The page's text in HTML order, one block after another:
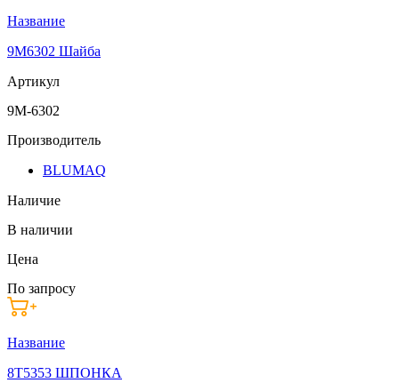
Название
9M6302 Шайба
Артикул
9M-6302
Производитель
BLUMAQ
Наличие
В наличии
Цена
По запросу
Название
8T5353 ШПОНКА